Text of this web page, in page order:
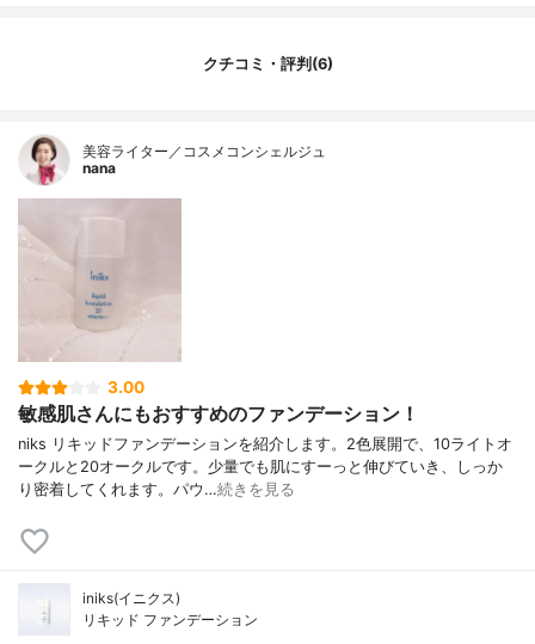
ール、水酸化Al、イソステアリン酸、ステ
ロスポリマー、シリカ、(ジメチコン/ビニル
クチコミ・評判(6)
美容ライター／コスメコンシェルジュ
nana
3.00
敏感肌さんにもおすすめのファンデーション！
niks リキッドファンデーションを紹介します。2色展開で、10ライトオ
ークルと20オークルです。少量でも肌にすーっと伸びていき、しっか
り密着してくれます。パウ…続きを見る
iniks(イニクス)
リキッド ファンデーション